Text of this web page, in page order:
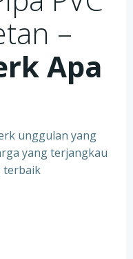
–
Apa
unggulan yang
yang terjangkau
terbaik